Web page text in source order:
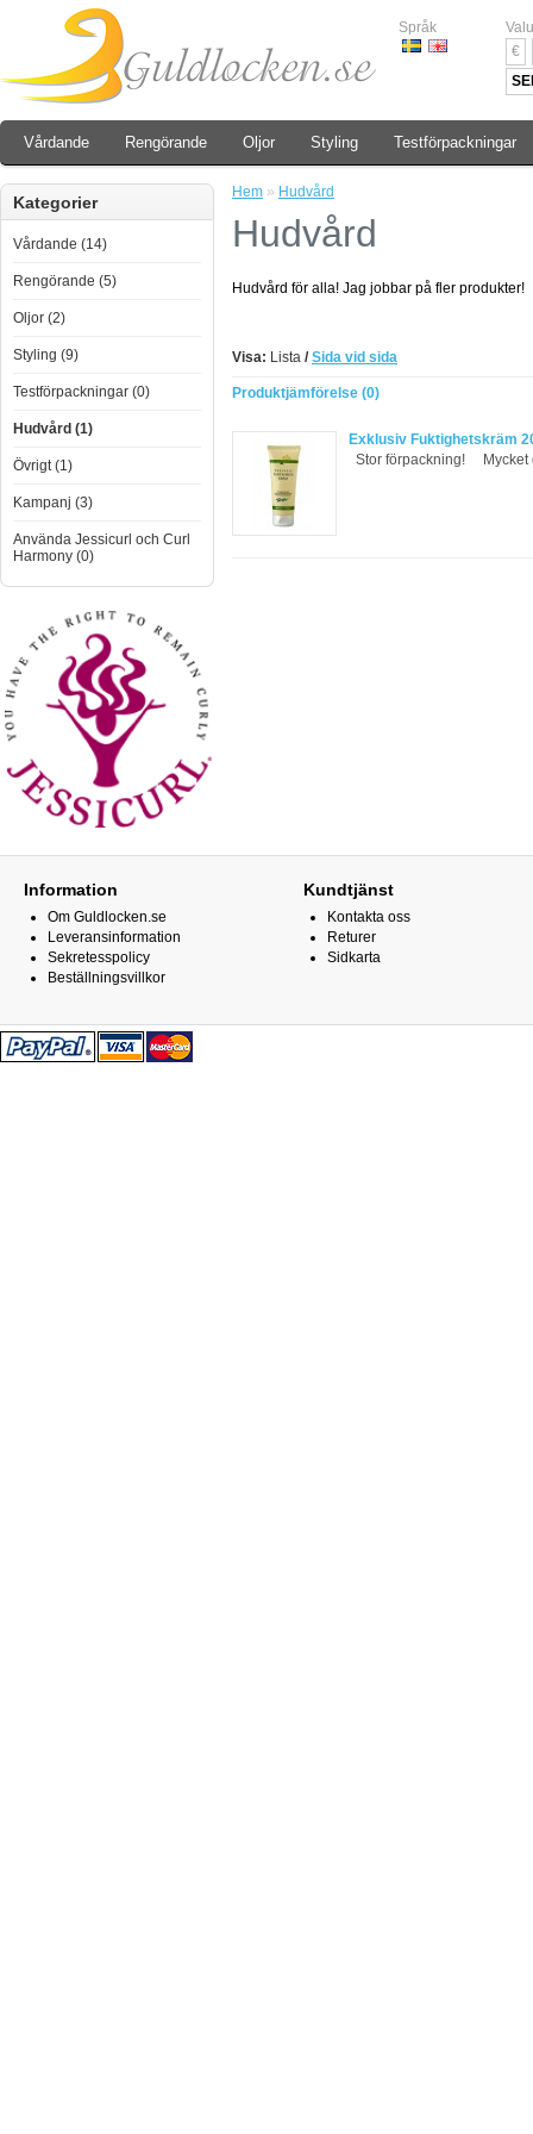
Språk
€
Vårdande Rengörande Oljor Styling Testförpackningar
Kategorier
Vårdande (14)
Rengörande (5)
Oljor (2)
Styling (9)
Testförpackningar (0)
Hudvård (1)
Övrigt (1)
Kampanj (3)
Använda Jessicurl och Curl
Harmony (0)
Hem » Hudvård
Hudvård
Hudvård för alla! Jag jobbar på fler produkter!
Visa: Lista / Sida vid sida
Produktjämförelse (0)
Exklusiv Fuktighetskräm
Stor förpackning! Mycket
Information
Om Guldlocken.se
Leveransinformation
Sekretesspolicy
Beställningsvillkor
Kundtjänst
Kontakta oss
Returer
Sidkarta